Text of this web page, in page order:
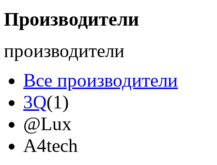
Производители
производители
Все производители
3Q(1)
@Lux
A4tech